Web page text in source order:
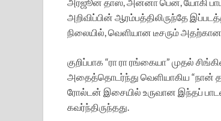
அர்ஜூன் தாஸ், அன்னா பென், யோகி பாபு,
அறிவிப்பின் ஆரம்பத்திலிருந்தே
நிலையில், வெளியான டீசரும் அதற்கான
குறிப்பாக “ரா ரா ரங்கையா” முதல்
அதைத்தொடர்ந்து வெளியாகிய “நான்
ரோல்டன் இசையில் உருவான இந்தப்
கவர்ந்திருந்தது.